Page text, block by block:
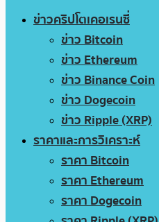
ข่าวคริปโตเคอเรนซี่
ข่าว Bitcoin
ข่าว Ethereum
ข่าว Binance Coin
ข่าว Dogecoin
ข่าว Ripple (XRP)
ราคาและการวิเคราะห์
ราคา Bitcoin
ราคา Ethereum
ราคา Dogecoin